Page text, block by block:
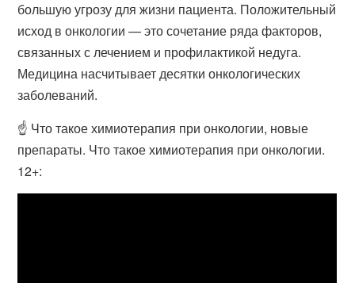
большую угрозу для жизни пациента. Положительный
исход в онкологии — это сочетание ряда факторов,
связанных с лечением и профилактикой недуга.
Медицина насчитывает десятки онкологических
заболеваний.
☝ Что такое химиотерапия при онкологии, новые
препараты. Что такое химиотерапия при онкологии.
12+: